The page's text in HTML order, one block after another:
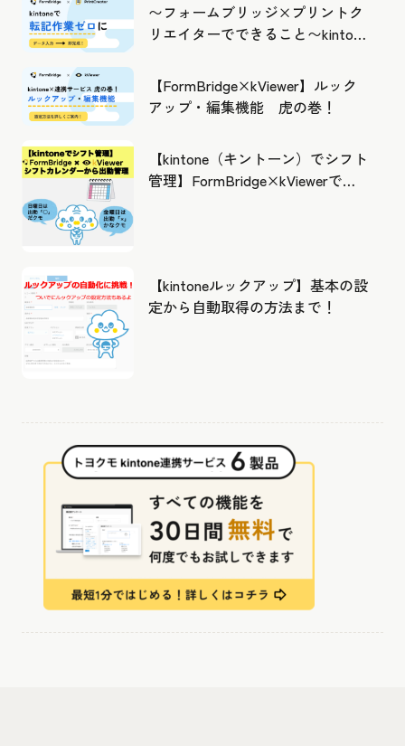
〜フォームブリッジ×プリントク
リエイターでできること〜kintone
【FormBridge×kViewer】ルック
アップ・編集機能 虎の巻！
【kintone（キントーン）でシフト
管理】FormBridge×kViewerで作
【kintoneルックアップ】基本の設
定から自動取得の方法まで！